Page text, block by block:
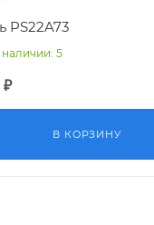
PS22A73
наличии: 5
₽
В КОРЗИНУ